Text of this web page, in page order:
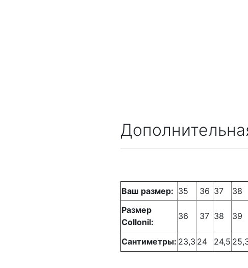
Ваш размер: 35 36 37 38
Размер
Collonil:
36 37 38 39
Сантиметры: 23,3 24 24,5